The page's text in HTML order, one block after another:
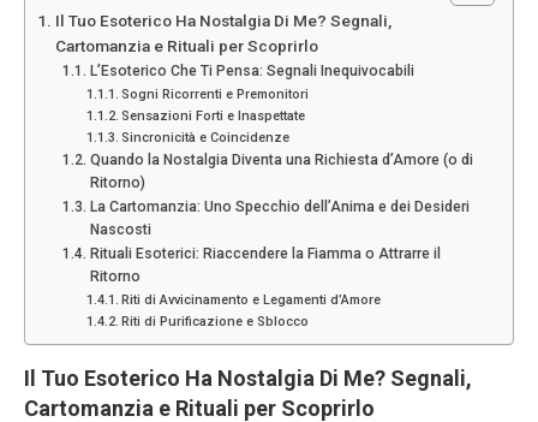
Il Tuo Esoterico Ha Nostalgia Di Me? Segnali,
Cartomanzia e Rituali per Scoprirlo
L’Esoterico Che Ti Pensa: Segnali Inequivocabili
Sogni Ricorrenti e Premonitori
Sensazioni Forti e Inaspettate
Sincronicità e Coincidenze
Quando la Nostalgia Diventa una Richiesta d’Amore (o di
Ritorno)
La Cartomanzia: Uno Specchio dell’Anima e dei Desideri
Nascosti
Rituali Esoterici: Riaccendere la Fiamma o Attrarre il
Ritorno
Riti di Avvicinamento e Legamenti d’Amore
Riti di Purificazione e Sblocco
Il Tuo Esoterico Ha Nostalgia Di Me? Segnali,
Cartomanzia e Rituali per Scoprirlo